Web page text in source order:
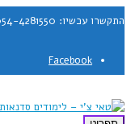
התקשרו עכשיו: 054-4281550
Facebook